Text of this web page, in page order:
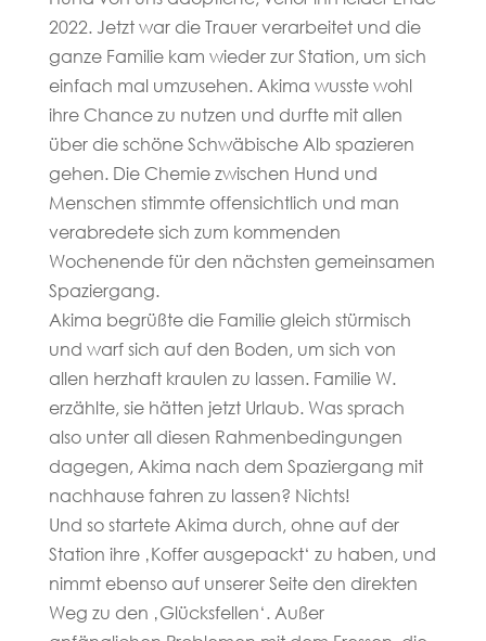
2022. Jetzt war die Trauer verarbeitet und die
ganze Familie kam wieder zur Station, um sich
einfach mal umzusehen. Akima wusste wohl
ihre Chance zu nutzen und durfte mit allen
über die schöne Schwäbische Alb spazieren
gehen. Die Chemie zwischen Hund und
Menschen stimmte offensichtlich und man
verabredete sich zum kommenden
Wochenende für den nächsten gemeinsamen
Spaziergang.
Akima begrüßte die Familie gleich stürmisch
und warf sich auf den Boden, um sich von
allen herzhaft kraulen zu lassen. Familie W.
erzählte, sie hätten jetzt Urlaub. Was sprach
also unter all diesen Rahmenbedingungen
dagegen, Akima nach dem Spaziergang mit
nachhause fahren zu lassen? Nichts!
Und so startete Akima durch, ohne auf der
Station ihre ‚Koffer ausgepackt‘ zu haben, und
nimmt ebenso auf unserer Seite den direkten
Weg zu den ‚Glücksfellen‘. Außer